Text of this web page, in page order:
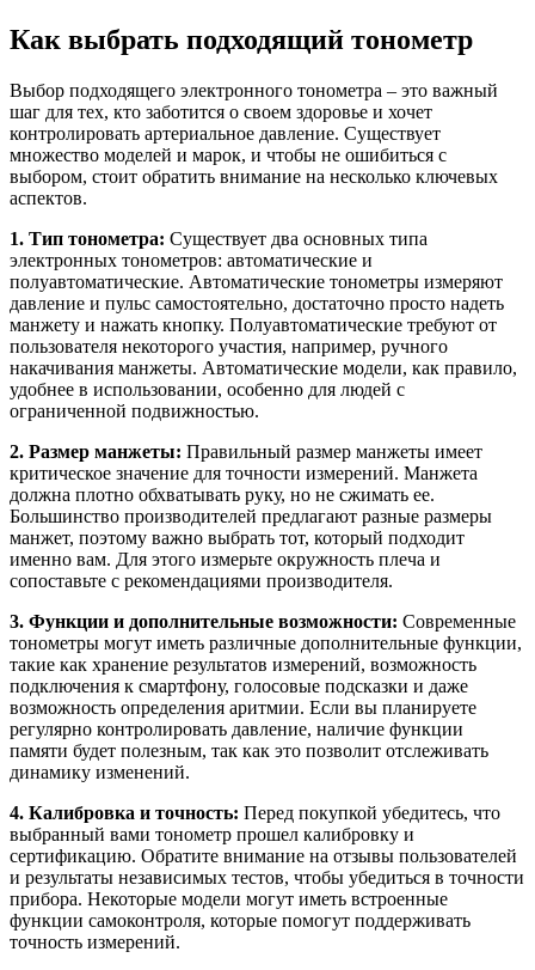
Как выбрать подходящий тонометр
Выбор подходящего электронного тонометра – это важный
шаг для тех, кто заботится о своем здоровье и хочет
контролировать артериальное давление. Существует
множество моделей и марок, и чтобы не ошибиться с
выбором, стоит обратить внимание на несколько ключевых
аспектов.
1. Тип тонометра: Существует два основных типа
электронных тонометров: автоматические и
полуавтоматические. Автоматические тонометры измеряют
давление и пульс самостоятельно, достаточно просто надеть
манжету и нажать кнопку. Полуавтоматические требуют от
пользователя некоторого участия, например, ручного
накачивания манжеты. Автоматические модели, как правило,
удобнее в использовании, особенно для людей с
ограниченной подвижностью.
2. Размер манжеты: Правильный размер манжеты имеет
критическое значение для точности измерений. Манжета
должна плотно обхватывать руку, но не сжимать ее.
Большинство производителей предлагают разные размеры
манжет, поэтому важно выбрать тот, который подходит
именно вам. Для этого измерьте окружность плеча и
сопоставьте с рекомендациями производителя.
3. Функции и дополнительные возможности: Современные
тонометры могут иметь различные дополнительные функции,
такие как хранение результатов измерений, возможность
подключения к смартфону, голосовые подсказки и даже
возможность определения аритмии. Если вы планируете
регулярно контролировать давление, наличие функции
памяти будет полезным, так как это позволит отслеживать
динамику изменений.
4. Калибровка и точность: Перед покупкой убедитесь, что
выбранный вами тонометр прошел калибровку и
сертификацию. Обратите внимание на отзывы пользователей
и результаты независимых тестов, чтобы убедиться в точности
прибора. Некоторые модели могут иметь встроенные
функции самоконтроля, которые помогут поддерживать
точность измерений.